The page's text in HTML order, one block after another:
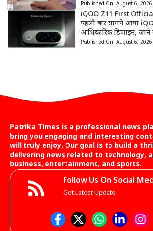
Published On: August 6, 2026
iQOO Z11 First
पहली बार सामने आया
आधिकारिक डिजाइन, जानें
Published On: August 6, 2026
Patrika Times is a professional news
bring you engaging and interesting
will truly enjoy. Our goal is to build a
delivering news related to technology,
business, entertainment, and sports.
Follow Us On Social
Get Latest Update